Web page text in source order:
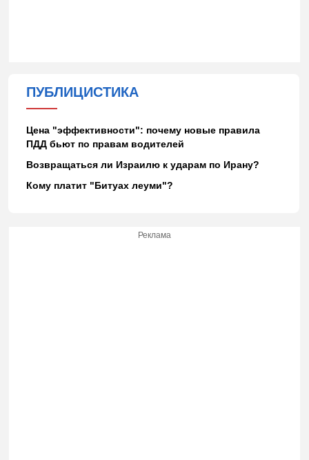
ПУБЛИЦИСТИКА
Цена "эффективности": почему новые правила
ПДД бьют по правам водителей
Возвращаться ли Израилю к ударам по Ирану?
Кому платит "Битуах леуми"?
Реклама